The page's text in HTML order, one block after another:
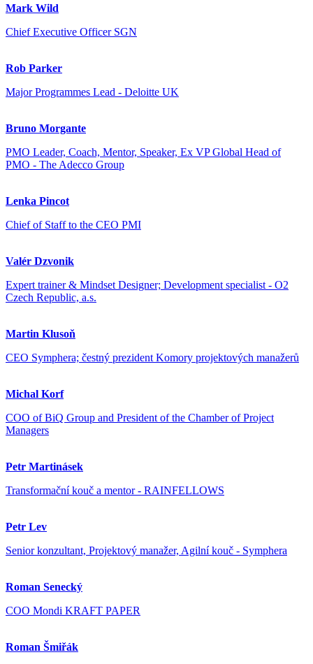
Mark Wild
Chief Executive Officer SGN
Rob Parker
Major Programmes Lead - Deloitte UK
Bruno Morgante
PMO Leader, Coach, Mentor, Speaker, Ex VP Global Head of
PMO - The Adecco Group
Lenka Pincot
Chief of Staff to the CEO PMI
Valér Dzvonik
Expert trainer & Mindset Designer; Development specialist - O2
Czech Republic, a.s.
Martin Klusoň
CEO Symphera; čestný prezident Komory projektových manažerů
Michal Korf
COO of BiQ Group and President of the Chamber of Project
Managers
Petr Martinásek
Transformační kouč a mentor - RAINFELLOWS
Petr Lev
Senior konzultant, Projektový manažer, Agilní kouč - Symphera
Roman Senecký
COO Mondi KRAFT PAPER
Roman Šmiřák